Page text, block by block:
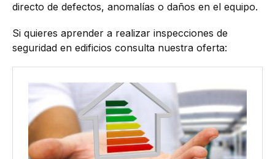
directo de defectos, anomalías o daños en el equipo.
Si quieres aprender a realizar inspecciones de
seguridad en edificios consulta nuestra oferta: